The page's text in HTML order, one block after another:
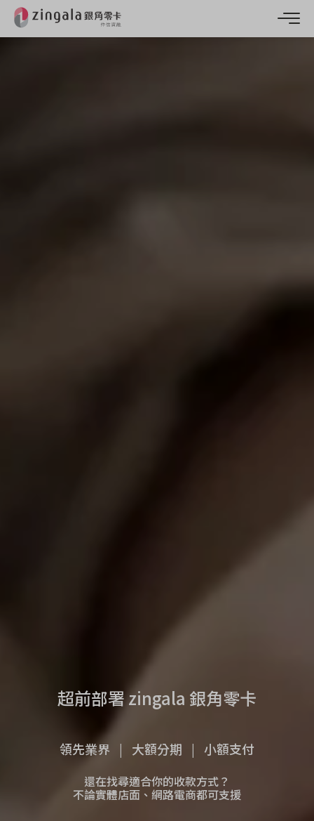
超前部署 zingala 銀角零卡
領先業界 大額分期 小額支付
還在找尋適合你的收款方式？
不論實體店面、網路電商都可支援